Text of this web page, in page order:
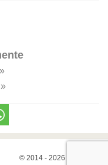
»
© 2014 - 2026